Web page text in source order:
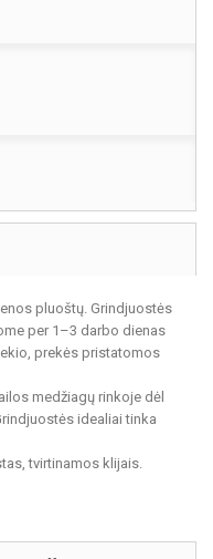
pluoštų. Grindjuostės
per 1–3 darbo dienas
prekės pristatomos
medžiagų rinkoje dėl
idealiai tinka
tvirtinamos klijais.